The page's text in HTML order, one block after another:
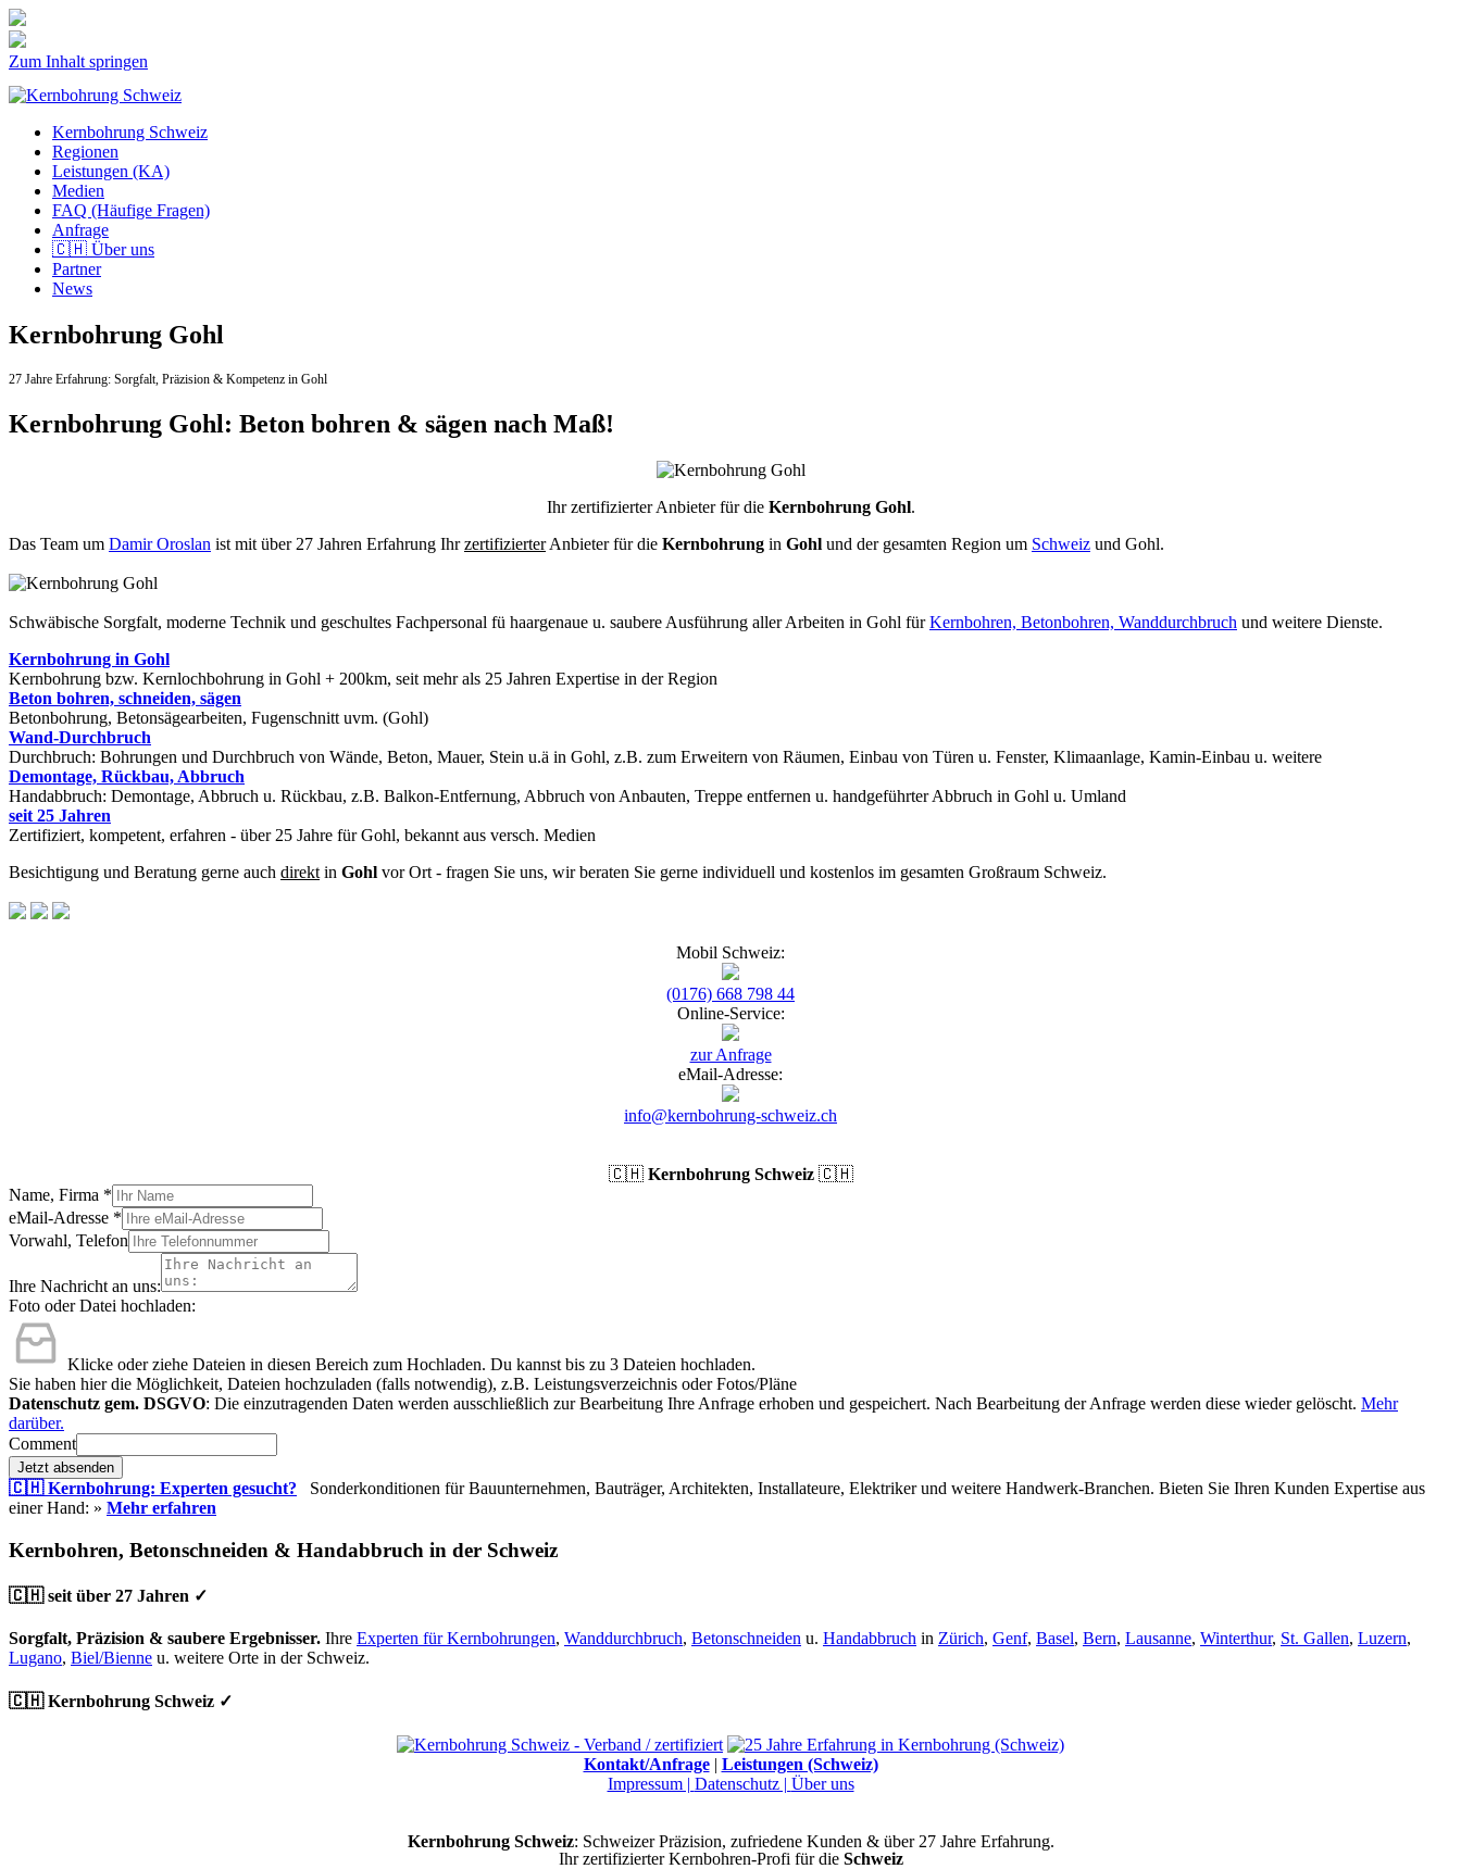
Zum Inhalt springen
Kernbohrung Schweiz
Regionen
Leistungen (KA)
Medien
FAQ (Häufige Fragen)
Anfrage
🇨🇭 Über uns
Partner
News
Kernbohrung Gohl
27 Jahre Erfahrung: Sorgfalt, Präzision & Kompetenz in Gohl
Kernbohrung Gohl: Beton bohren & sägen nach Maß!
Ihr zertifizierter Anbieter für die Kernbohrung Gohl.
Das Team um Damir Oroslan ist mit über 27 Jahren Erfahrung IhrzertifizierterAnbieter für die Kernbohrung in Gohl und der gesamten Region um Schweiz und Gohl.
Schwäbische Sorgfalt, moderne Technik und geschultes Fachpersonal fü haargenaue u. saubere Ausführung aller Arbeiten in Gohl fürKernbohren, Betonbohren, Wanddurchbruch und weitere Dienste.
Kernbohrung in Gohl
Kernbohrung bzw. Kernlochbohrung in Gohl + 200km, seit mehr als 25 Jahren Expertise in der Region
Beton bohren, schneiden, sägen
Betonbohrung, Betonsägearbeiten, Fugenschnitt uvm. (Gohl)
Wand-Durchbruch
Durchbruch: Bohrungen und Durchbruch von Wände, Beton, Mauer, Stein u.ä in Gohl, z.B. zum Erweitern von Räumen, Einbau von Türen u. Fenster, Klimaanlage, Kamin-Einbau u. weitere
Demontage, Rückbau, Abbruch
Handabbruch: Demontage, Abbruch u. Rückbau, z.B. Balkon-Entfernung, Abbruch von Anbauten, Treppe entfernen u. handgeführter Abbruch in Gohl u. Umland
seit 25 Jahren
Zertifiziert, kompetent, erfahren - über 25 Jahre für Gohl, bekannt aus versch. Medien
Besichtigung und Beratung gerne auch direkt in Gohl vor Ort - fragen Sie uns, wir beraten Sie gerne individuell und kostenlos im gesamten Großraum Schweiz.
Mobil Schweiz:
(0176) 668 798 44
Online-Service:
zur Anfrage
eMail-Adresse:
info@kernbohrung-schweiz.ch
🇨🇭 Kernbohrung Schweiz🇨🇭
Name, Firma *
eMail-Adresse *
Vorwahl, Telefon
Ihre Nachricht an uns:
Foto oder Datei hochladen:
Klicke oder ziehe Dateien in diesen Bereich zum Hochladen. Du kannst bis zu 3 Dateien hochladen.
Sie haben hier die Möglichkeit, Dateien hochzuladen (falls notwendig), z.B. Leistungsverzeichnis oder Fotos/Pläne
Datenschutz gem. DSGVO: Die einzutragenden Daten werden ausschließlich zur Bearbeitung Ihre Anfrage erhoben und gespeichert. Nach Bearbeitung der Anfrage werden diese wieder gelöscht. Mehr
darüber.
Comment
Jetzt absenden
🇨🇭 Kernbohrung: Experten gesucht? Sonderkonditionen für Bauunternehmen, Bauträger, Architekten, Installateure, Elektriker und weitere Handwerk-Branchen. Bieten Sie Ihren Kunden Expertise aus
einer Hand: » Mehr erfahren
Kernbohren, Betonschneiden & Handabbruch in der Schweiz
🇨🇭 seit über 27 Jahren ✓
Sorgfalt, Präzision & saubere Ergebnisser. Ihre Experten für Kernbohrungen, Wanddurchbruch, Betonschneiden u. Handabbruch in Zürich, Genf, Basel, Bern, Lausanne, Winterthur, St. Gallen, Luzern,
Lugano, Biel/Bienne u. weitere Orte in der Schweiz.
🇨🇭 Kernbohrung Schweiz ✓
Kontakt/Anfrage| Leistungen (Schweiz)
Impressum | Datenschutz | Über uns
Kernbohrung Schweiz: Schweizer Präzision, zufriedene Kunden & über 27 Jahre Erfahrung.
Ihr zertifizierter Kernbohren-Profi für die Schweiz